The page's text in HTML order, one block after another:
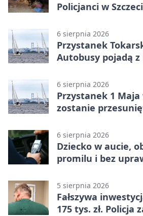
Policjanci w
6 sierpnia 2026
Przystanek
Autobusy pojadą
6 sierpnia 2026
Przystanek 1 Maja
zostanie
6 sierpnia 2026
Dziecko w aucie,
promilu i bez
5 sierpnia 2026
Fałszywa
175 tys. zł. Policja